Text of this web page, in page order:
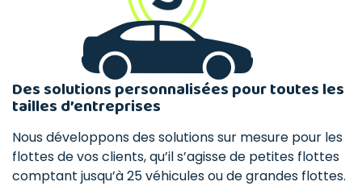
Des solutions personnalisées pour toutes les
tailles d’entreprises
Nous développons des solutions sur mesure pour les
flottes de vos clients, qu’il s’agisse de petites flottes
comptant jusqu’à 25 véhicules ou de grandes flottes.